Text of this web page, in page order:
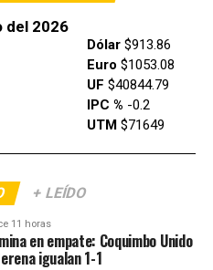
del 2026
Dólar$913.86
Euro $1053.08
UF $40844.79
IPC % -0.2
UTM$71649
+ LEÍDO
11 horas
en empate: Coquimbo Unido
igualan 1-1